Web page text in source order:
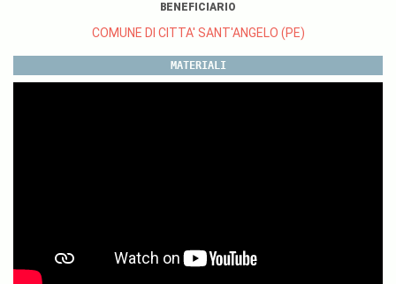
BENEFICIARIO
COMUNE DI CITTA' SANT'ANGELO (PE)
MATERIALI